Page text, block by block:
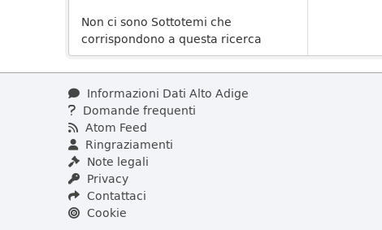
Non ci sono Sottotemi che
corrispondono a questa ricerca
Informazioni Dati Alto Adige
Domande frequenti
Atom Feed
Ringraziamenti
Note legali
Privacy
Contattaci
Cookie